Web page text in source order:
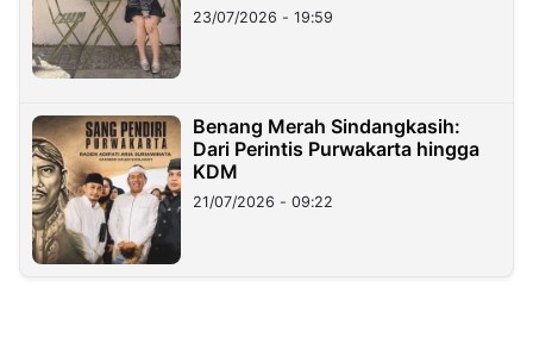
23/07/2026 - 19:59
Benang Merah Sindangkasih:
Dari Perintis Purwakarta hingga
KDM
21/07/2026 - 09:22